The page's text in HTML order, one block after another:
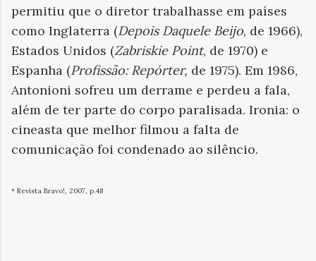
permitiu que o diretor trabalhasse em países
como Inglaterra (Depois Daquele Beijo, de 1966),
Estados Unidos (Zabriskie Point, de 1970) e
Espanha (Profissão: Repórter, de 1975). Em 1986,
Antonioni sofreu um derrame e perdeu a fala,
além de ter parte do corpo paralisada. Ironia: o
cineasta que melhor filmou a falta de
comunicação foi condenado ao silêncio.
* Revista Bravo!, 2007, p.48